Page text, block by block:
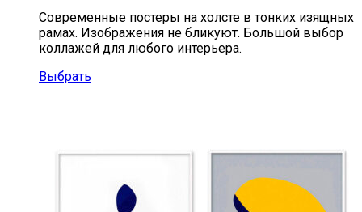
Современные постеры на холсте в тонких изящных
рамах. Изображения не бликуют. Большой выбор
коллажей для любого интерьера.
Выбрать